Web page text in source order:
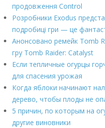
продовження Control
Розробники Exodus
подробиці гри — це
Анонсовано ремейк Tomb
гру Tomb Raider: Catalyst
Если тепличные огурцы
для спасения урожая
Когда яблоки начинают
дерево, чтобы плоды не
5 причин, по которым на
другие виновники